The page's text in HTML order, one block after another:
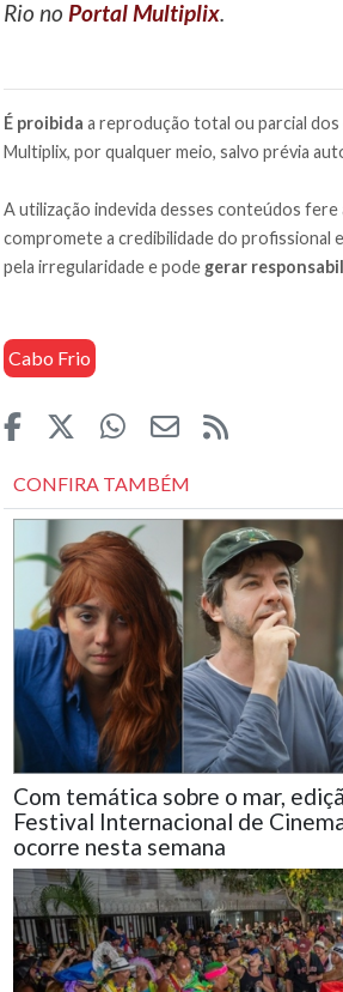
Rio no Portal Multiplix.
É proibida a reprodução total ou parcial
Multiplix, por qualquer meio, salvo prévia
A utilização indevida desses conteúdos fere
compromete a credibilidade do profissional
pela irregularidade e pode gerar
Cabo Frio
CONFIRA TAMBÉM
Com temática sobre o mar,
Festival Internacional de
ocorre nesta semana